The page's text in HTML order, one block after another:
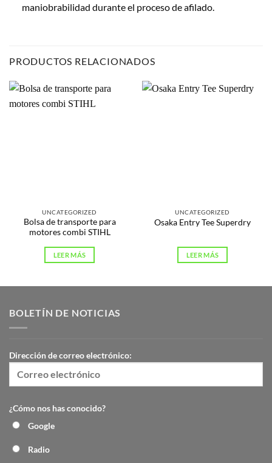
maniobrabilidad durante el proceso de afilado.
PRODUCTOS RELACIONADOS
UNCATEGORIZED
Bolsa de transporte para
motores combi STIHL
LEER MÁS
UNCATEGORIZED
Osaka Entry Tee Superdry
LEER MÁS
BOLETÍN DE NOTICIAS
Dirección de correo electrónico:
¿Cómo nos has conocido?
Google
Radio